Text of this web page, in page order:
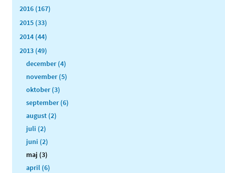
2016 (167)
2015 (33)
2014 (44)
2013 (49)
december (4)
november (5)
oktober (3)
september (6)
august (2)
juli (2)
juni (2)
maj (3)
april (6)